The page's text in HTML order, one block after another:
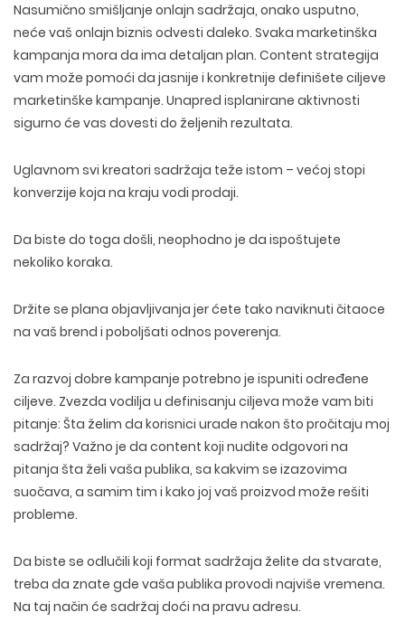
Nasumično smišljanje onlajn sadržaja, onako usputno,
neće vaš onlajn biznis odvesti daleko. Svaka marketinška
kampanja mora da ima detaljan plan. Content strategija
vam može pomoći da jasnije i konkretnije definišete ciljeve
marketinške kampanje. Unapred isplanirane aktivnosti
sigurno će vas dovesti do željenih rezultata.
Uglavnom svi kreatori sadržaja teže istom – većoj stopi
konverzije koja na kraju vodi prodaji.
Da biste do toga došli, neophodno je da ispoštujete
nekoliko koraka.
Držite se plana objavljivanja jer ćete tako naviknuti čitaoce
na vaš brend i poboljšati odnos poverenja.
Za razvoj dobre kampanje potrebno je ispuniti određene
ciljeve. Zvezda vodilja u definisanju ciljeva može vam biti
pitanje: Šta želim da korisnici urade nakon što pročitaju moj
sadržaj? Važno je da content koji nudite odgovori na
pitanja šta želi vaša publika, sa kakvim se izazovima
suočava, a samim tim i kako joj vaš proizvod može rešiti
probleme.
Da biste se odlučili koji format sadržaja želite da stvarate,
treba da znate gde vaša publika provodi najviše vremena.
Na taj način će sadržaj doći na pravu adresu.